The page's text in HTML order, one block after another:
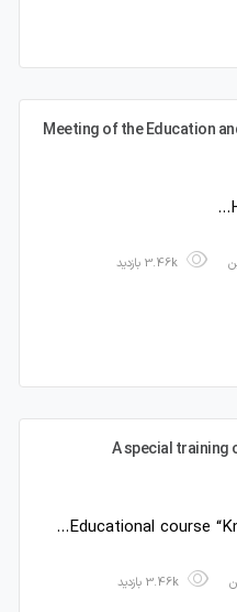
Meeting of the Education
A special training
Educational course